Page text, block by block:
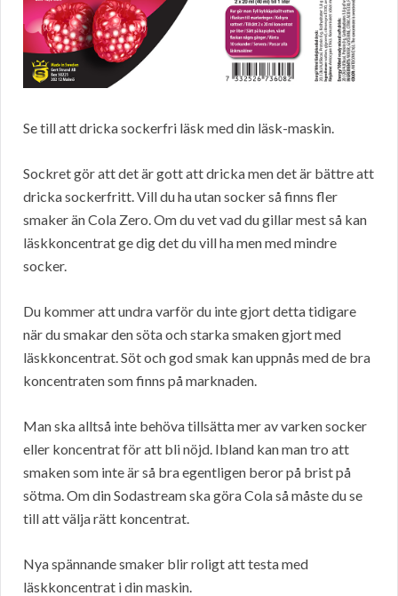
Se till att dricka sockerfri läsk med din läsk-maskin.
Sockret gör att det är gott att dricka men det är bättre att
dricka sockerfritt. Vill du ha utan socker så finns fler
smaker än Cola Zero. Om du vet vad du gillar mest så kan
läskkoncentrat ge dig det du vill ha men med mindre
socker.
Du kommer att undra varför du inte gjort detta tidigare
när du smakar den söta och starka smaken gjort med
läskkoncentrat. Söt och god smak kan uppnås med de bra
koncentraten som finns på marknaden.
Man ska alltså inte behöva tillsätta mer av varken socker
eller koncentrat för att bli nöjd. Ibland kan man tro att
smaken som inte är så bra egentligen beror på brist på
sötma. Om din Sodastream ska göra Cola så måste du se
till att välja rätt koncentrat.
Nya spännande smaker blir roligt att testa med
läskkoncentrat i din maskin.